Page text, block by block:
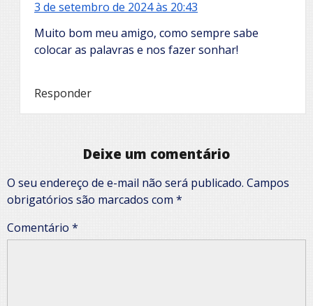
3 de setembro de 2024 às 20:43
Muito bom meu amigo, como sempre sabe
colocar as palavras e nos fazer sonhar!
Responder
Deixe um comentário
O seu endereço de e-mail não será publicado. Campos
obrigatórios são marcados com *
Comentário *